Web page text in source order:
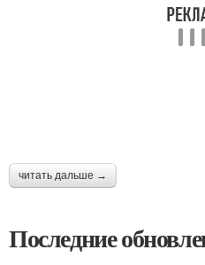
читать дальше →
Последние